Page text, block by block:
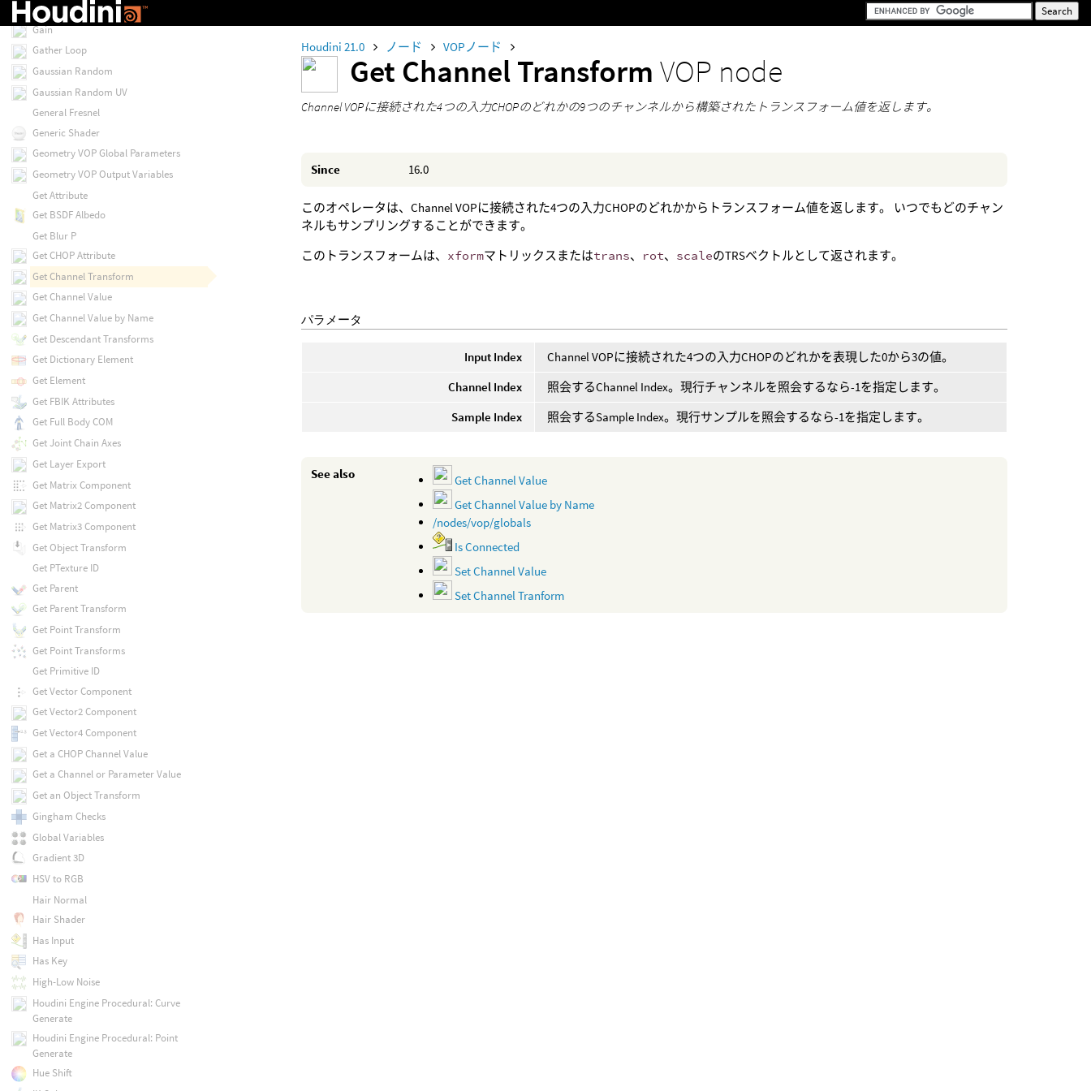
Houdini 21.0 ノード VOPノード
Get Channel TransformVOP node
Channel VOPに接続された4つの入力CHOPのどれかの9つのチャンネルから構築されたトランスフォーム値を返します。
Since 16.0
このオペレータは、Channel VOPに接続された4つの入力CHOPのどれかからトランスフォーム値を返します。 いつでもどのチャン
ネルもサンプリングすることができます。
このトランスフォームは、 xformマトリックスまたはtrans、 rot、 scaleのTRSベクトルとして返されます。
パラメータ
Input Index
Channel VOPに接続された4つの入力CHOPのどれかを表現した0から3の値。
Channel Index
照会するChannel Index。現行チャンネルを照会するなら-1を指定します。
Sample Index
照会するSample Index。現行サンプルを照会するなら-1を指定します。
See also
Get Channel Value
Get Channel Value by Name
/nodes/vop/globals
Is Connected
Set Channel Value
Set Channel Tranform
Fuzzy Or
Gain
Gather Loop
Gaussian Random
Gaussian Random UV
General Fresnel
Generic Shader
Geometry VOP Global Parameters
Geometry VOP Output Variables
Get Attribute
Get BSDF Albedo
Get Blur P
Get CHOP Attribute
Get Channel Transform
Get Channel Value
Get Channel Value by Name
Get Descendant Transforms
Get Dictionary Element
Get Element
Get FBIK Attributes
Get Full Body COM
Get Joint Chain Axes
Get Layer Export
Get Matrix Component
Get Matrix2 Component
Get Matrix3 Component
Get Object Transform
Get PTexture ID
Get Parent
Get Parent Transform
Get Point Transform
Get Point Transforms
Get Primitive ID
Get Vector Component
Get Vector2 Component
Get Vector4 Component
Get a CHOP Channel Value
Get a Channel or Parameter Value
Get an Object Transform
Gingham Checks
Global Variables
Gradient 3D
HSV to RGB
Hair Normal
Hair Shader
Has Input
Has Key
High-Low Noise
Houdini Engine Procedural: Curve
Generate
Houdini Engine Procedural: Point
Generate
Hue Shift